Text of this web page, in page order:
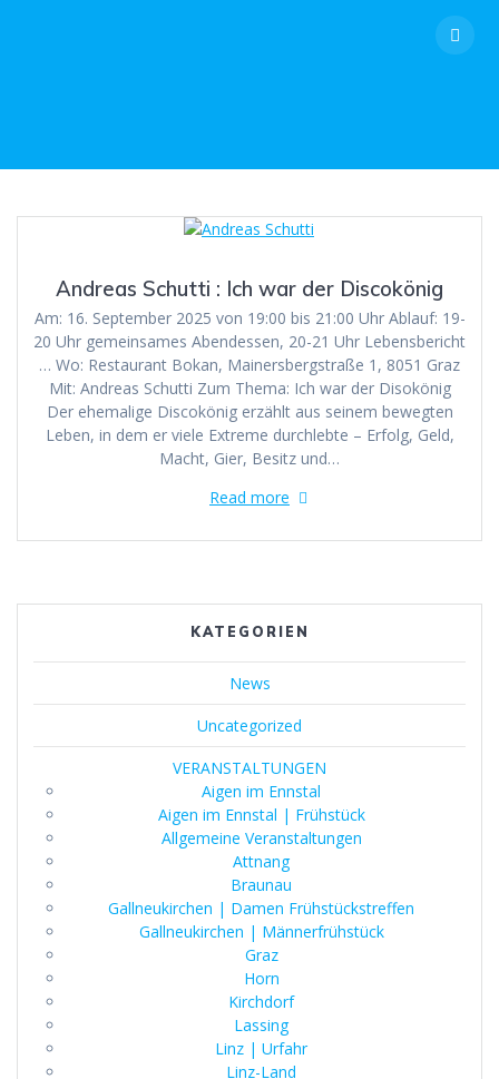
Andreas Schutti : Ich war der Discokönig
Am: 16. September 2025 von 19:00 bis 21:00 Uhr Ablauf: 19-
20 Uhr gemeinsames Abendessen, 20-21 Uhr Lebensbericht
… Wo: Restaurant Bokan, Mainersbergstraße 1, 8051 Graz
Mit: Andreas Schutti Zum Thema: Ich war der Disokönig
Der ehemalige Discokönig erzählt aus seinem bewegten
Leben, in dem er viele Extreme durchlebte – Erfolg, Geld,
Macht, Gier, Besitz und…
Read more
KATEGORIEN
News
Uncategorized
VERANSTALTUNGEN
Aigen im Ennstal
Aigen im Ennstal | Frühstück
Allgemeine Veranstaltungen
Attnang
Braunau
Gallneukirchen | Damen Frühstückstreffen
Gallneukirchen | Männerfrühstück
Graz
Horn
Kirchdorf
Lassing
Linz | Urfahr
Linz-Land